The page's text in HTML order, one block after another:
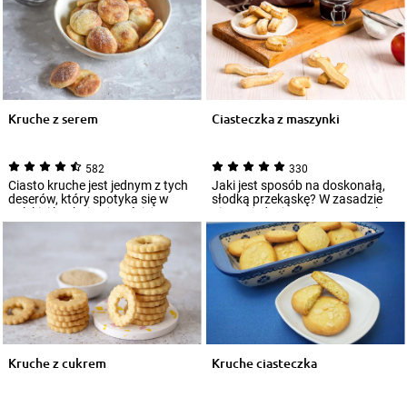
Kruche z serem
582
Ciasto kruche jest jednym z tych
deserów, który spotyka się w
polskiej kuchni najczęściej. Na
jeg...
Ciasteczka z maszynki
330
Jaki jest sposób na doskonałą,
słodką przekąskę? W zasadzie
nie ma jednej recepty. Wszystko
zależ...
Kruche z cukrem Kruche ciasteczka